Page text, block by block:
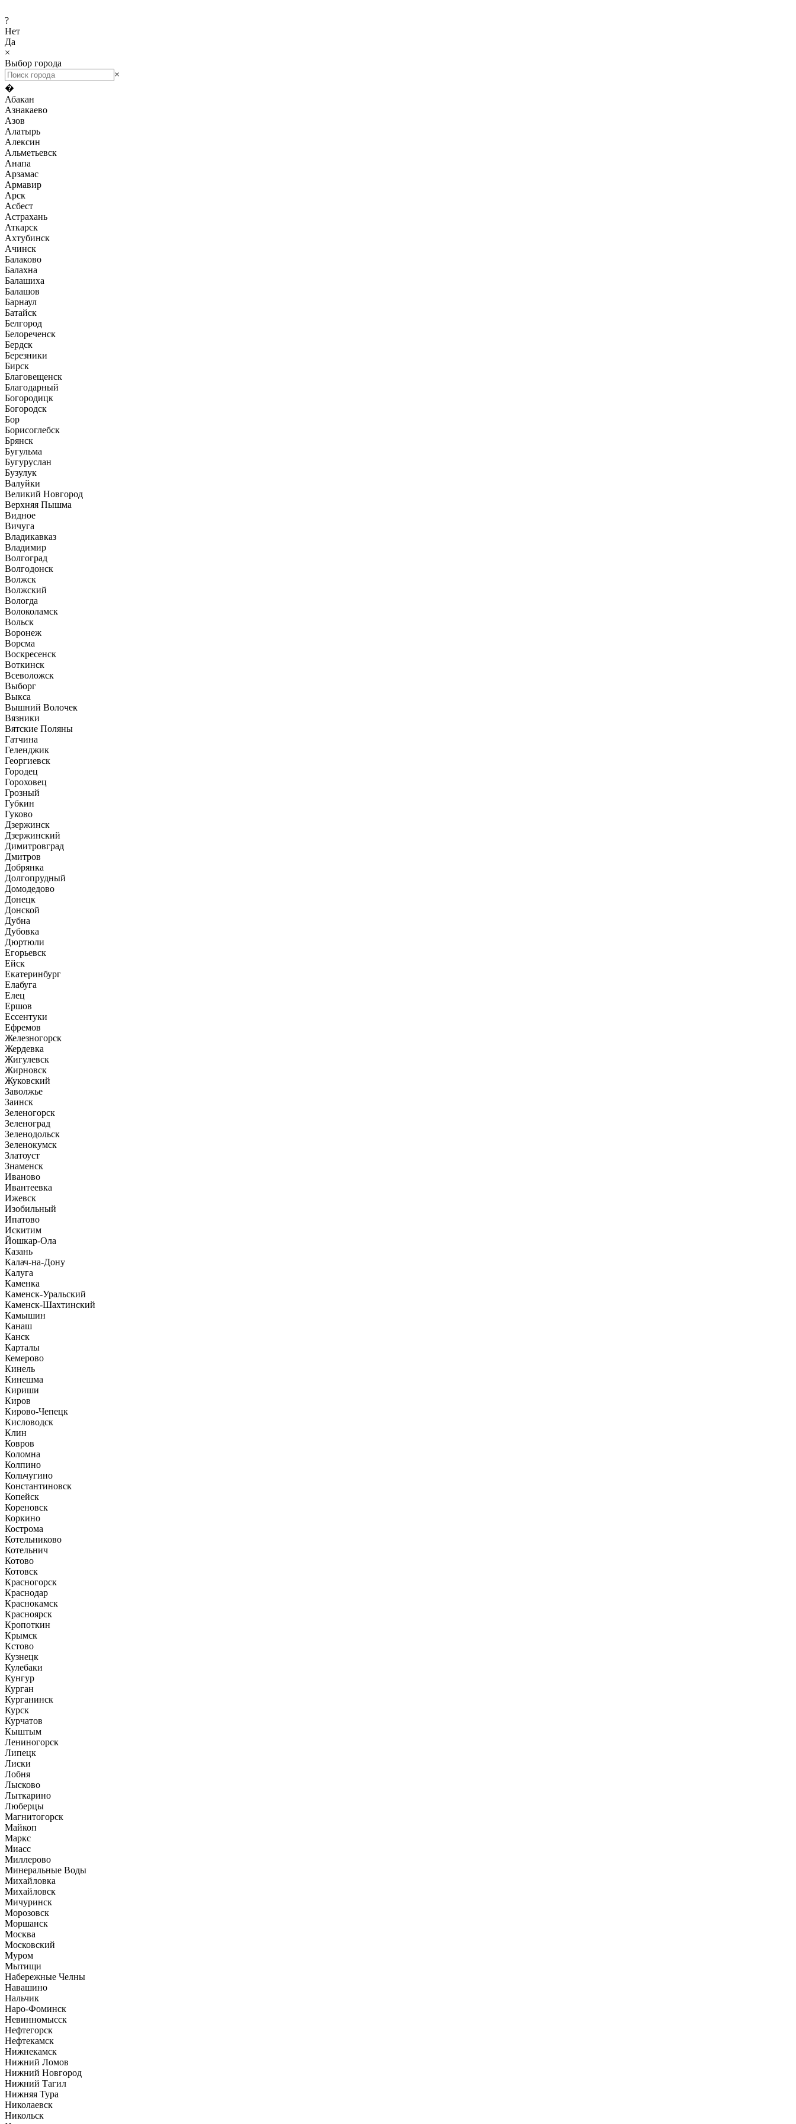
?
Нет
Да
×
Выбор города
×
�
Абакан
Азнакаево
Азов
Алатырь
Алексин
Альметьевск
Анапа
Арзамас
Армавир
Арск
Асбест
Астрахань
Аткарск
Ахтубинск
Ачинск
Балаково
Балахна
Балашиха
Балашов
Барнаул
Батайск
Белгород
Белореченск
Бердск
Березники
Бирск
Благовещенск
Благодарный
Богородицк
Богородск
Бор
Борисоглебск
Брянск
Бугульма
Бугуруслан
Бузулук
Валуйки
Великий Новгород
Верхняя Пышма
Видное
Вичуга
Владикавказ
Владимир
Волгоград
Волгодонск
Волжск
Волжский
Вологда
Волоколамск
Вольск
Воронеж
Ворсма
Воскресенск
Воткинск
Всеволожск
Выборг
Выкса
Вышний Волочек
Вязники
Вятские Поляны
Гатчина
Геленджик
Георгиевск
Городец
Гороховец
Грозный
Губкин
Гуково
Дзержинск
Дзержинский
Димитровград
Дмитров
Добрянка
Долгопрудный
Домодедово
Донецк
Донской
Дубна
Дубовка
Дюртюли
Егорьевск
Ейск
Екатеринбург
Елабуга
Елец
Ершов
Ессентуки
Ефремов
Железногорск
Жердевка
Жигулевск
Жирновск
Жуковский
Заволжье
Заинск
Зеленогорск
Зеленоград
Зеленодольск
Зеленокумск
Златоуст
Знаменск
Иваново
Ивантеевка
Ижевск
Изобильный
Ипатово
Искитим
Йошкар-Ола
Казань
Калач-на-Дону
Калуга
Каменка
Каменск-Уральский
Каменск-Шахтинский
Камышин
Канаш
Канск
Карталы
Кемерово
Кинель
Кинешма
Кириши
Киров
Кирово-Чепецк
Кисловодск
Клин
Ковров
Коломна
Колпино
Кольчугино
Константиновск
Копейск
Кореновск
Коркино
Кострома
Котельниково
Котельнич
Котово
Котовск
Красногорск
Краснодар
Краснокамск
Красноярск
Кропоткин
Крымск
Кстово
Кузнецк
Кулебаки
Кунгур
Курган
Курганинск
Курск
Курчатов
Кыштым
Лениногорск
Липецк
Лиски
Лобня
Лысково
Лыткарино
Люберцы
Магнитогорск
Майкоп
Маркс
Миасс
Миллерово
Минеральные Воды
Михайловка
Михайловск
Мичуринск
Морозовск
Моршанск
Москва
Московский
Муром
Мытищи
Набережные Челны
Навашино
Нальчик
Наро-Фоминск
Невинномысск
Нефтегорск
Нефтекамск
Нижнекамск
Нижний Ломов
Нижний Новгород
Нижний Тагил
Нижняя Тура
Николаевск
Никольск